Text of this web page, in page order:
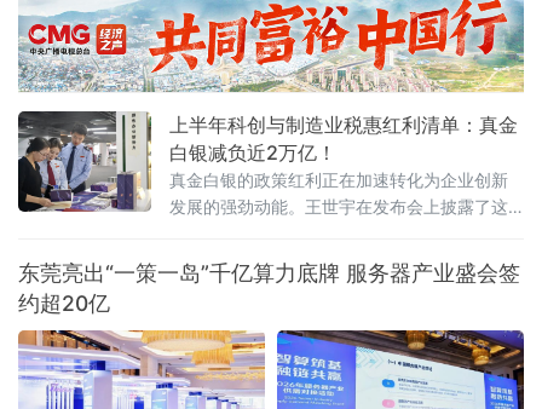
后可实现5000吨级船舶全潮通航；琼岛西北，海南洋浦区域国际集
装箱枢纽港扩建工程码头主体全面完工，年内将实现分区投产。一
批水运通道相继
上半年科创与制造业税惠红利清单：真金
白银减负近2万亿！
真金白银的政策红利正在加速转化为企业创新
发展的强劲动能。王世宇在发布会上披露了这
发费用加计扣除等支持企业创新投入和技术转
让的政策减税
东莞亮出“一策一岛”千亿算力底牌 服务器产业盛会签
约超20亿